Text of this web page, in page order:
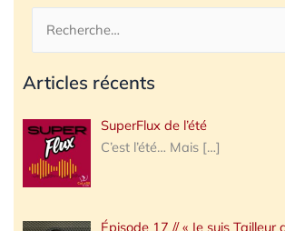
Rechercher :
Articles récents
SuperFlux de l’été
C’est l’été… Mais […]
Épisode 17 // « Je suis Tailleur